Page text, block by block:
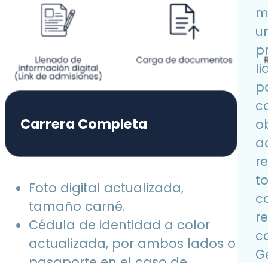
Carrera Completa
Foto digital actualizada,
tamaño carné.
Cédula de identidad a color
actualizada, por ambos lados o